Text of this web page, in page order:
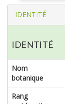
IDENTITÉ
IDENTITÉ
Nom
botanique
Rang